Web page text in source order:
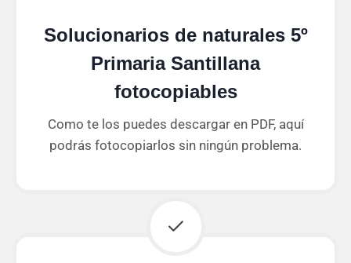
Solucionarios de naturales 5º
Primaria Santillana
fotocopiables
Como te los puedes descargar en PDF, aquí
podrás fotocopiarlos sin ningún problema.